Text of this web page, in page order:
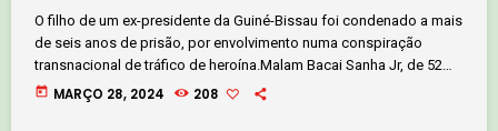
O filho de um ex-presidente da Guiné-Bissau foi condenado a mais
de seis anos de prisão, por envolvimento numa conspiração
transnacional de tráfico de heroína.Malam Bacai Sanha Jr, de 52
anos, filho do ex-Presidente da Guiné-Bissau, Malam Bacai Sanha
today MARÇO 28, 2024 208